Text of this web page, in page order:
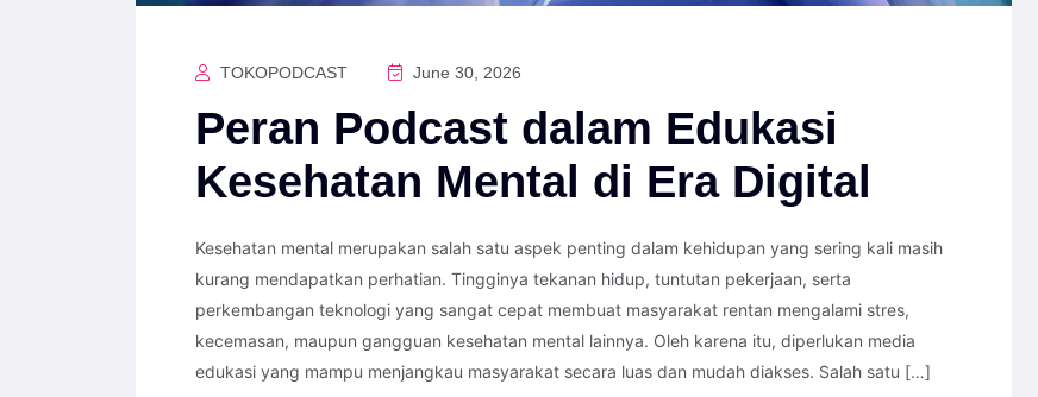
TOKOPODCAST June 30, 2026
Peran Podcast dalam Edukasi
Kesehatan Mental di Era Digital
Kesehatan mental merupakan salah satu aspek penting dalam kehidupan yang sering kali masih
kurang mendapatkan perhatian. Tingginya tekanan hidup, tuntutan pekerjaan, serta
perkembangan teknologi yang sangat cepat membuat masyarakat rentan mengalami stres,
kecemasan, maupun gangguan kesehatan mental lainnya. Oleh karena itu, diperlukan media
edukasi yang mampu menjangkau masyarakat secara luas dan mudah diakses. Salah satu […]